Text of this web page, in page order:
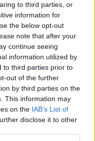
to third parties, or
information for
the below opt-out
note that after your
continue seeing
information utilized by
to third parties prior to
out of the further
by third parties on the
This information may
on the IAB’s List of
disclose it to other
που...έκλεψαν
Συντακτική
Flash.gr